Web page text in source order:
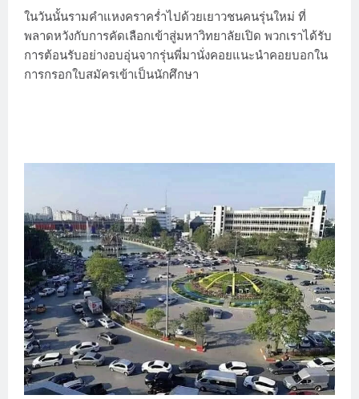
ในวันนั้นรามคำแหงคราคร่ำไปด้วยเยาวชนคนรุ่นใหม่ ที่
พลาดหวังกับการคัดเลือกเข้าสู่มหาวิทยาลัยเปิด พวกเราได้รับ
การต้อนรับอย่างอบอุ่นจากรุ่นพี่มานั่งคอยแนะนำคอยบอกใน
การกรอกใบสมัครเข้าเป็นนักศึกษา